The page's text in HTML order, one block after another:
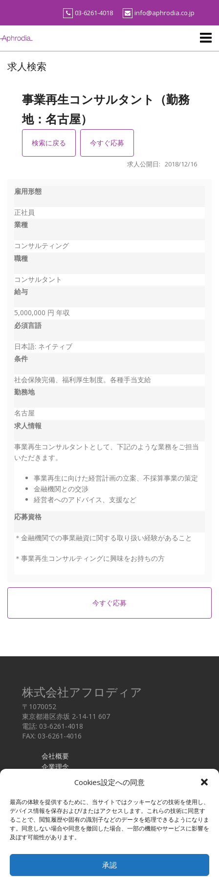
Cookies設定への同意
最高の体験を提供するために、当サイトではクッキーなどの技術を使用し、
デバイス情報を保存および/またはアクセスします。これらの技術に同意す
ることで、閲覧履歴や固有の識別子などのデータを処理できるようになりま
す。同意しない場合や同意を撤回した場合、一部の機能やサービスに影響を
及ぼす可能性があります。
承認
content
03-6261-4018 info@aphrodia.co.jp
求人検索
事業再生コンサルタント（勤務
地：名古屋）
検索に戻る 今すぐ応募
求人公開日: 2018/12/16
雇用形態
正社員
業種
コンサルティング
職種
コンサルタント
給与
5,000,000 円 年収
必須言語
日本語: ネイティブ
条件
社会保険完備、福利厚生制度。各種手当支給
勤務地
名古屋
求人情報
事業再生コンサルタントとして、下記のような業務をご担当
いただきます。
事業再生に向けた経営計画の立案、不採算事業の策定
金融機関との交渉
経営者へのアドバイス、支援など
応募資格
＊金融機関での事業融資に関する取り扱い経験があること
＊事業再生コンサルティングに興味をお持ちの方
今すぐ応募
株式会社アフロディア
〒1070052
東京都港区赤坂 2-14-11 607
電話: 03-6261-4018
FAX: 03-6261-4016
会社概要
企業理念
お問い合わせ
採用企業様
採用コンサルティング
個人情報保護方針
転職者の皆様